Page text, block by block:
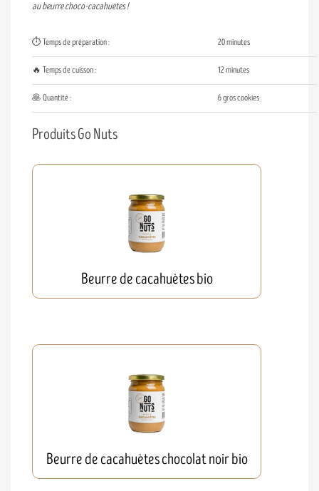
au beurre choco-cacahuètes !
⏱️ Temps de préparation : 20 minutes
🔥 Temps de cuisson : 12 minutes
🥞 Quantité : 6 gros cookies
Produits Go Nuts
Beurre de cacahuètes bio
Beurre de cacahuètes chocolat noir bio